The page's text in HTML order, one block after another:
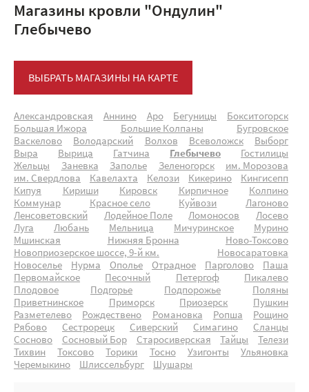
Магазины кровли "Ондулин"
Глебычево
ВЫБРАТЬ МАГАЗИНЫ НА КАРТЕ
Александровская Аннино Аро Бегуницы
Бокситогорск
Большая Ижора
Большие Колпаны
Бугровское
Васкелово
Володарский Волхов Всеволожск
Выборг
Выра
Вырица Гатчина Глебычево
Гостилицы
Жельцы
Заневка Заполье Зеленогорск
им. Морозова
им. Свердлова
Кавелахта Келози Кикерино
Кингисепп
Кипуя
Кириши Кировск Кирпичное
Колпино
Коммунар
Красное село Куйвози
Лагоново
Ленсоветовский
Лодейное Поле Ломоносов
Лосево
Луга
Любань Мельница Мичуринское
Мурино
Мшинская
Нижняя Бронна
Ново-Токсово
Новоприозерское шоссе, 9-й км.
Новосаратовка
Новоселье
Нурма Ополье Отрадное Парголово
Паша
Первомайское
Песочный Петергоф
Пикалево
Плодовое
Подгорье Подпорожье
Поляны
Приветнинское
Приморск Приозерск
Пушкин
Разметелево
Рождествено Романовка Ропша
Рощино
Рябово
Сестрорецк Сиверский Симагино
Сланцы
Сосново
Сосновый Бор Старосиверская Тайцы
Телези
Тихвин
Токсово Торики Тосно Узигонты
Ульяновка
Черемыкино
Шлиссельбург Шушары